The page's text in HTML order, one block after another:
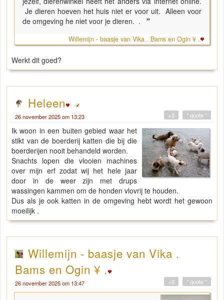
Je dieren hoeven het huis niet er voor uit. Alleen voor
de omgeving he niet voor je dieren. .
"
Willemijn - baasje van Vika . Bams en Ogin ¥ .
Werkt dit goed?
Heleen
26 november 2025 om 13:23 " quote "
+2
Ik woon in een buiten gebied waar het
stikt van de boerderij katten die bij die
boerderijen nooit behandeld worden.
Snachts lopen die vlooien machines
over mijn erf zodat wij het hele jaar
door in de weer zijn met drups
wassingen kammen om de honden vlovrij te houden.
Dus als je ook katten in de omgeving hebt wordt het gewoon
moeilijk .
Willemijn - baasje van Vika .
Bams en Ogin ¥ .
26 november 2025 om 13:47 " quote "
+0